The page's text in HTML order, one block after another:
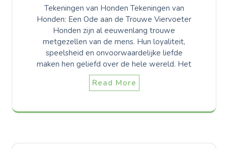
Tekeningen van Honden Tekeningen van
Honden: Een Ode aan de Trouwe Viervoeter
Honden zijn al eeuwenlang trouwe
metgezellen van de mens. Hun loyaliteit,
speelsheid en onvoorwaardelijke liefde
maken hen geliefd over de hele wereld. Het
Read More